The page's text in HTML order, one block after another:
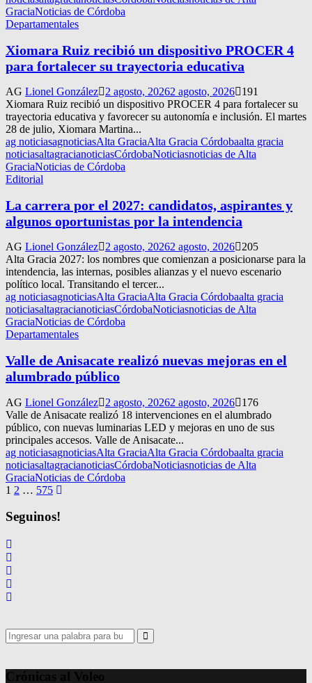
GraciaNoticias de Córdoba
Departamentales
Xiomara Ruiz recibió un dispositivo PROCER 4
para fortalecer su trayectoria educativa
AG Lionel González 2 agosto, 20262 agosto, 2026
191
Xiomara Ruiz recibió un dispositivo PROCER 4 para fortalecer su
trayectoria educativa y favorecer su autonomía e inclusión. El martes
28 de julio, Xiomara Martina...
ag noticiasagnoticiasAlta GraciaAlta Gracia Córdobaalta gracia
noticiasaltagracianoticiasCórdobaNoticiasnoticias de Alta
GraciaNoticias de Córdoba
Editorial
La carrera por el 2027: candidatos, aspirantes y
algunos oportunistas por la intendencia
AG Lionel González 2 agosto, 20262 agosto, 2026 205
Alta Gracia 2027: los nombres que comienzan a posicionarse para la
intendencia, las internas, posibles alianzas y el nuevo escenario
político local. Transitando el tercer...
ag noticiasagnoticiasAlta GraciaAlta Gracia Córdobaalta gracia
noticiasaltagracianoticiasCórdobaNoticiasnoticias de Alta
GraciaNoticias de Córdoba
Departamentales
Valle de Anisacate realizó nuevas mejoras en el
alumbrado público
AG Lionel González 2 agosto, 20262 agosto, 2026
176
Valle de Anisacate realizó 18 intervenciones en el alumbrado
público, con nuevas luminarias LED y mejoras en uno de sus
principales accesos. Valle de Anisacate...
ag noticiasagnoticiasAlta GraciaAlta Gracia Córdobaalta gracia
noticiasaltagracianoticiasCórdobaNoticiasnoticias de Alta
GraciaNoticias de Córdoba
Navegación
de
entradas
1 2 … 575
Seguinos!
Search
for:
Search
Crónicas al Voleo